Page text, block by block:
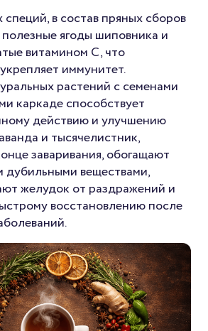
в состав пряных сборов
ягоды шиповника и
витамином С, что
иммунитет.
растений с семенами
каркаде способствует
действию и улучшению
и тысячелистник,
заваривания, обогащают
дубильными веществами,
желудок от раздражений и
восстановлению после